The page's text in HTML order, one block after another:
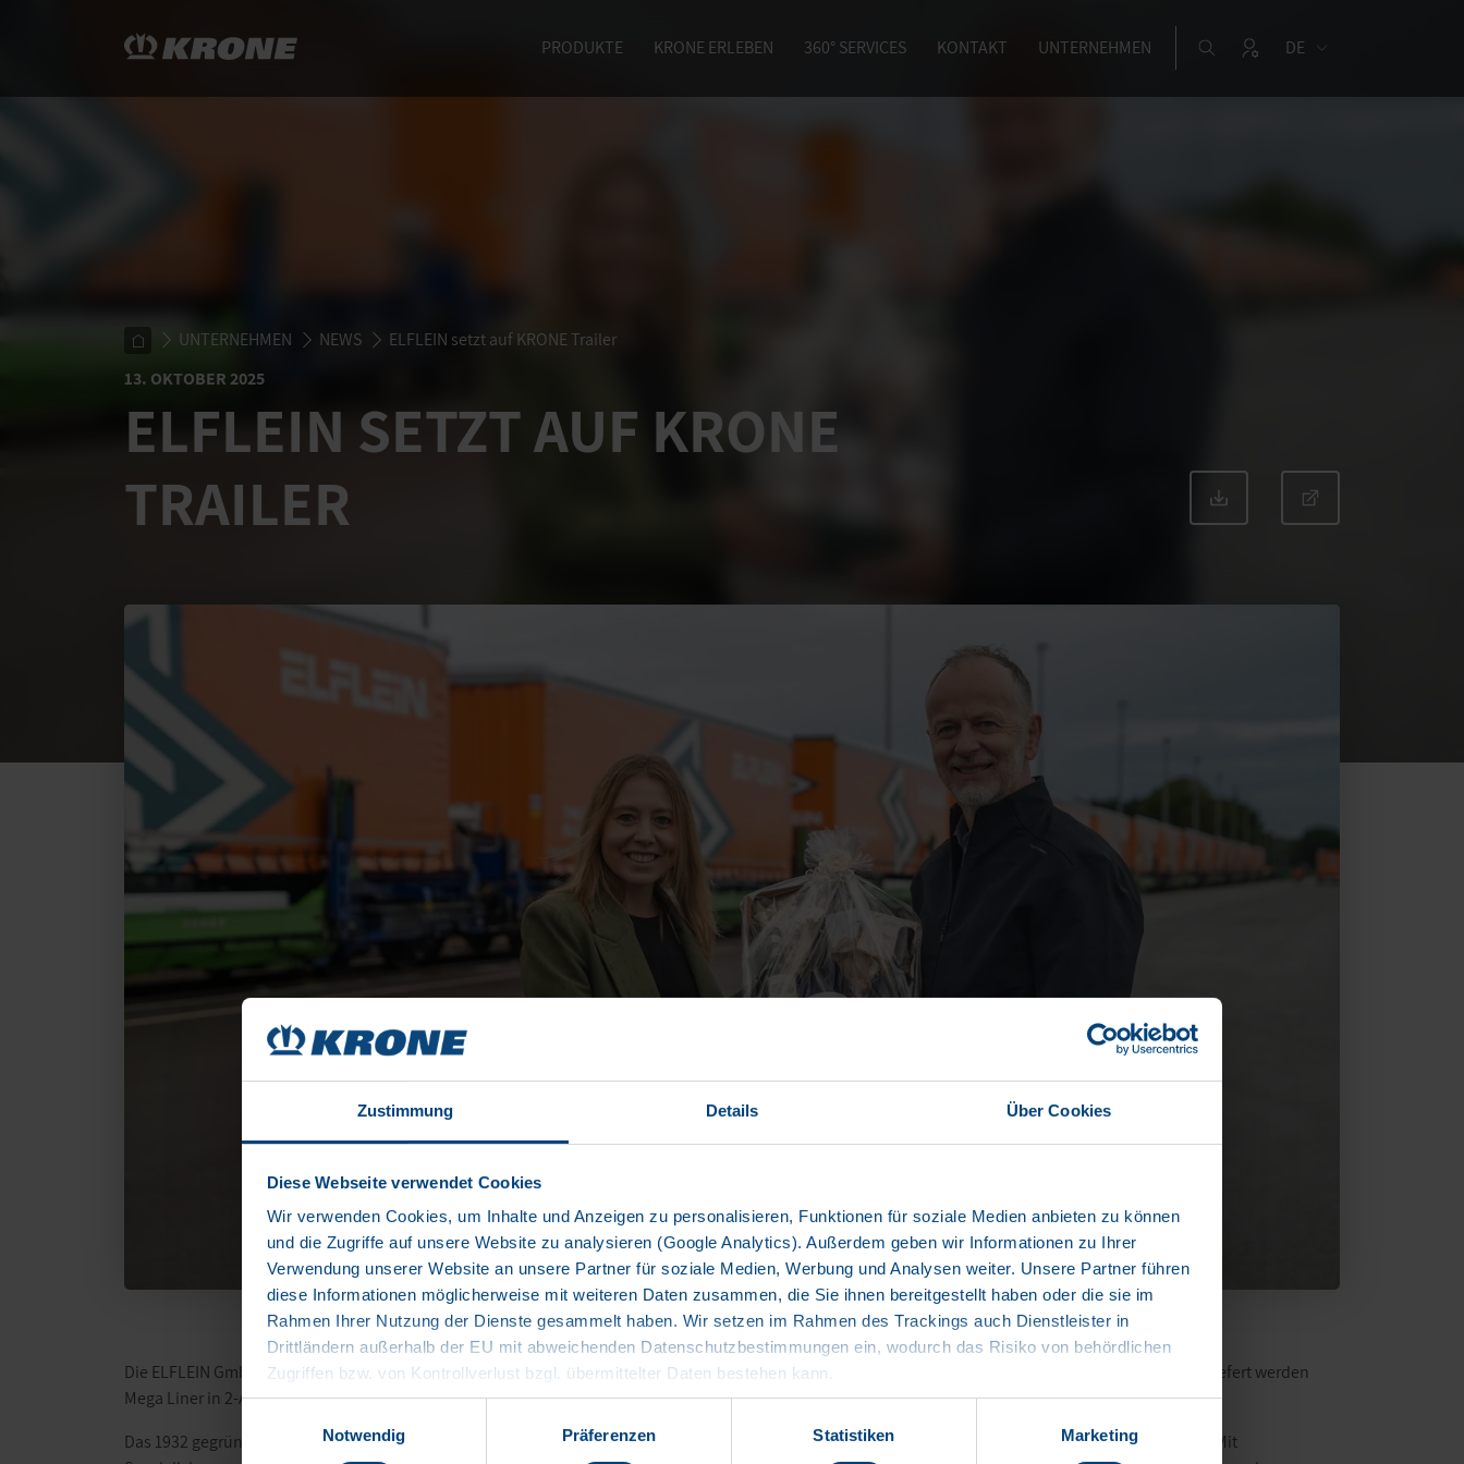
Zustimmung Details Über Cookies
Diese Webseite verwendet Cookies
Wir verwenden Cookies, um Inhalte und Anzeigen zu personalisieren, Funktionen für soziale Medien anbieten zu können
und die Zugriffe auf unsere Website zu analysieren (Google Analytics). Außerdem geben wir Informationen zu Ihrer
Verwendung unserer Website an unsere Partner für soziale Medien, Werbung und Analysen weiter. Unsere Partner führen
diese Informationen möglicherweise mit weiteren Daten zusammen, die Sie ihnen bereitgestellt haben oder die sie im
Rahmen Ihrer Nutzung der Dienste gesammelt haben. Wir setzen im Rahmen des Trackings auch Dienstleister in
Drittländern außerhalb der EU mit abweichenden Datenschutzbestimmungen ein, wodurch das Risiko von behördlichen
Zugriffen bzw. von Kontrollverlust bzgl. übermittelter Daten bestehen kann.
Datenschutzerklärung
Impressum
Notwendig
Präferenzen Statistiken Marketing
PRODUKTE KRONE ERLEBEN 360° SERVICES KONTAKT UNTERNEHMEN DE
UNTERNEHMEN NEWS
ELFLEIN setzt auf KRONE Trailer
13. OKTOBER 2025
ELFLEIN SETZT AUF KRONE
TRAILER
Die ELFLEIN GmbH, ein traditionsreiches Logistikunternehmen mit Sitz in Bamberg, hat bei KRONE Trailer einen Auftrag über 76 Fahrzeuge platziert. Geliefert werden
Mega Liner in 2-Achs-Ausführung mit 20 Tonnen Aggregatleistung sowie einem modernen Reifennachfüllsystem.
Das 1932 gegründete Familienunternehmen ELFLEIN beschäftigt heute rund 1.200 Mitarbeitende und betreibt eine Flotte von 450 ziehenden Einheiten. Mit